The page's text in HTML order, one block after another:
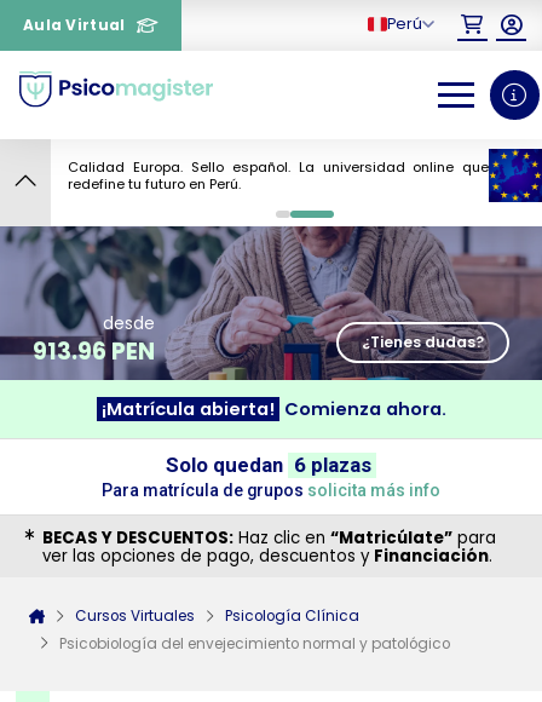
Aula Virtual Perú
Calidad Europa. Sello español. La universidad online que
redefine tu futuro en Perú.
0 1
9
desde
913.96 PEN ¿Tienes dudas?
¡Matrícula abierta! Comienza ahora.
Solo quedan 6 plazas
Para matrícula de grupos solicita más info
BECAS Y DESCUENTOS: Haz clic en “Matricúlate” para
ver las opciones de pago, descuentos y Financiación.
Cursos Virtuales
Psicología Clínica
Psicobiología del envejecimiento normal y patológico
¿Necesitas más información
sobre un curso?